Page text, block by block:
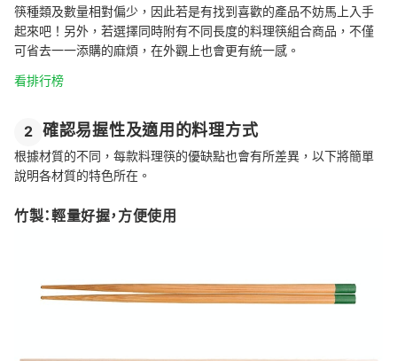
筷種類及數量相對偏少，因此若是有找到喜歡的產品不妨馬上入手
起來吧！另外，若選擇同時附有不同長度的料理筷組合商品，不僅
可省去一一添購的麻煩，在外觀上也會更有統一感。
看排行榜
2 確認易握性及適用的料理方式
根據材質的不同，每款料理筷的優缺點也會有所差異，以下將簡單
說明各材質的特色所在。
竹製：輕量好握，方便使用